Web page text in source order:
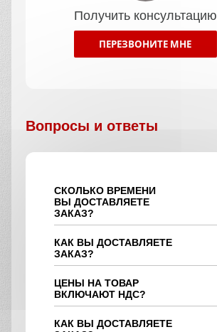
Получить консультацию
ПЕРЕЗВОНИТЕ МНЕ
Вопросы и ответы
СКОЛЬКО ВРЕМЕНИ
ВЫ ДОСТАВЛЯЕТЕ
ЗАКАЗ?
КАК ВЫ ДОСТАВЛЯЕТЕ
ЗАКАЗ?
ЦЕНЫ НА ТОВАР
ВКЛЮЧАЮТ НДС?
КАК ВЫ ДОСТАВЛЯЕТЕ